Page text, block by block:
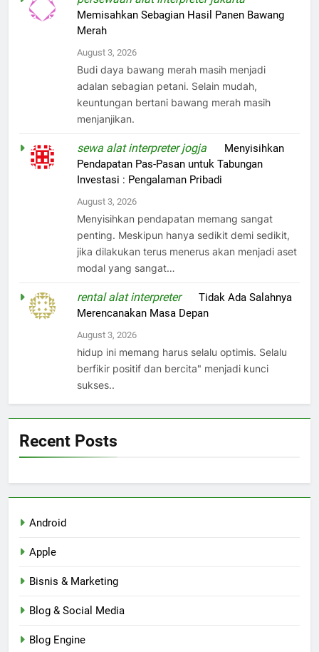
Memisahkan Sebagian Hasil Panen Bawang
Merah
August 3, 2026
Budi daya bawang merah masih menjadi
adalan sebagian petani. Selain mudah,
keuntungan bertani bawang merah masih
menjanjikan.
sewa alat interpreter jogja
Menyisihkan
Pendapatan Pas-Pasan untuk Tabungan
Investasi : Pengalaman Pribadi
August 3, 2026
Menyisihkan pendapatan memang sangat
penting. Meskipun hanya sedikit demi sedikit,
jika dilakukan terus menerus akan menjadi aset
modal yang sangat…
rental alat interpreteronTidak Ada Salahnya
Merencanakan Masa Depan
August 3, 2026
hidup ini memang harus selalu optimis. Selalu
berfikir positif dan bercita" menjadi kunci
sukses..
Recent Posts
Android
Apple
Bisnis & Marketing
Blog & Social Media
Blog Engine